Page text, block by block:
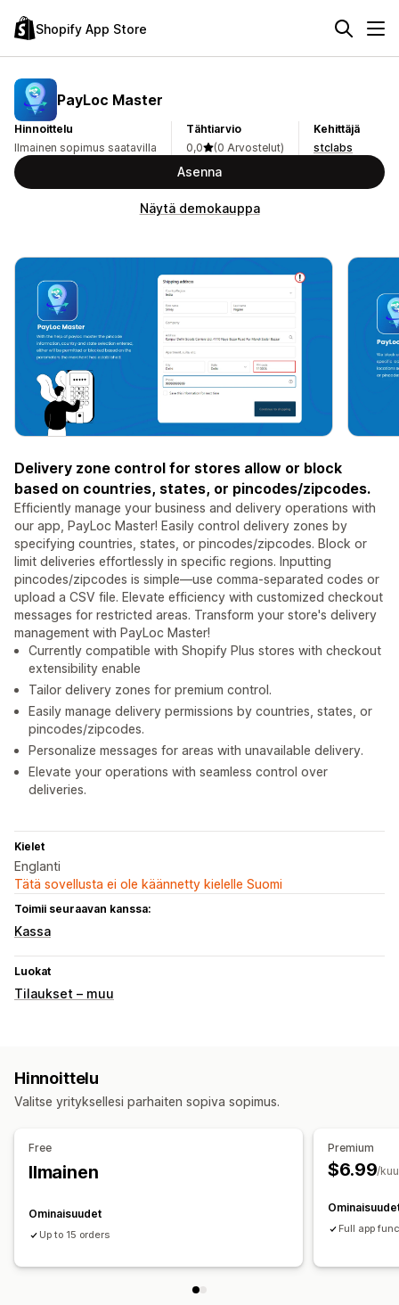
Shopify App Store
PayLoc Master
Hinnoittelu
Ilmainen sopimus saatavilla
Tähtiarvio
0,0
(0 Arvostelut)
Kehittäjä
stclabs
Asenna
Näytä demokauppa
Delivery zone control for stores allow or block
based on countries, states, or pincodes/zipcodes.
Efficiently manage your business and delivery operations with
our app, PayLoc Master! Easily control delivery zones by
specifying countries, states, or pincodes/zipcodes. Block or
limit deliveries effortlessly in specific regions. Inputting
pincodes/zipcodes is simple—use comma-separated codes or
upload a CSV file. Elevate efficiency with customized checkout
messages for restricted areas. Transform your store's delivery
management with PayLoc Master!
Currently compatible with Shopify Plus stores with checkout
extensibility enable
Tailor delivery zones for premium control.
Easily manage delivery permissions by countries, states, or
pincodes/zipcodes.
Personalize messages for areas with unavailable delivery.
Elevate your operations with seamless control over
deliveries.
Kielet
Englanti
Tätä sovellusta ei ole käännetty kielelle Suomi
Toimii seuraavan kanssa:
Kassa
Luokat
Tilaukset – muu
Hinnoittelu
Valitse yrityksellesi parhaiten sopiva sopimus.
Free
Ilmainen
Ominaisuudet
Up to 15 orders
Premium
$6.99/
Full app